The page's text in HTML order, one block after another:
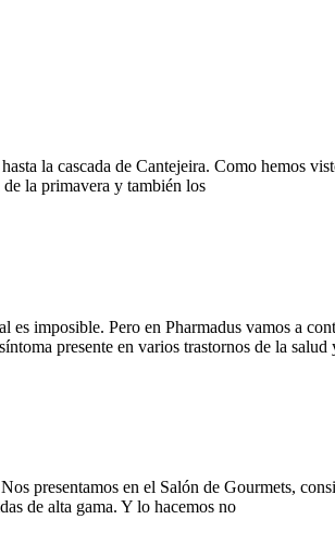
la cascada de Cantejeira. Como hemos
de la primavera y también los
imposible. Pero en Pharmadus vamos a
presente en varios trastornos de la salud
presentamos en el Salón de Gourmets,
de alta gama. Y lo hacemos no